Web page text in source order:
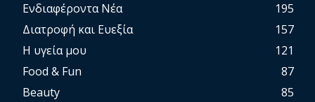
Ενδιαφέροντα Νέα
195
Διατροφή και Ευεξία
157
Η υγεία μου
121
Food & Fun
87
Beauty
85